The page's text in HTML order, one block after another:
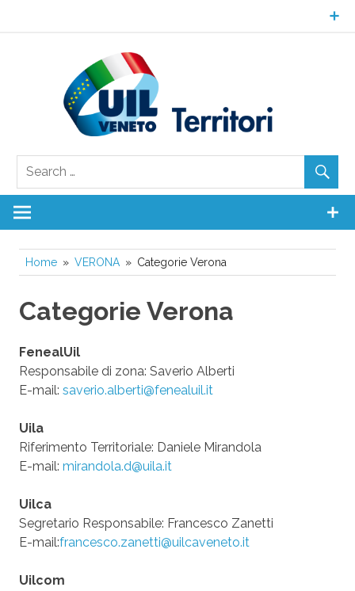
Home VERONA Categorie Verona
Categorie Verona
FenealUil
Responsabile di zona: Saverio Alberti
E-mail: saverio.alberti@fenealuil.it
Uila
Riferimento Territoriale: Daniele Mirandola
E-mail: mirandola.d@uila.it
Uilca
Segretario Responsabile: Francesco Zanetti
E-mail:francesco.zanetti@uilcaveneto.it
Uilcom